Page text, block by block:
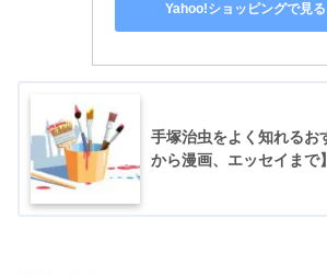
Yahoo!ショッピングで見る
手塚治虫をよく知れるお
から漫画、エッセイまで】